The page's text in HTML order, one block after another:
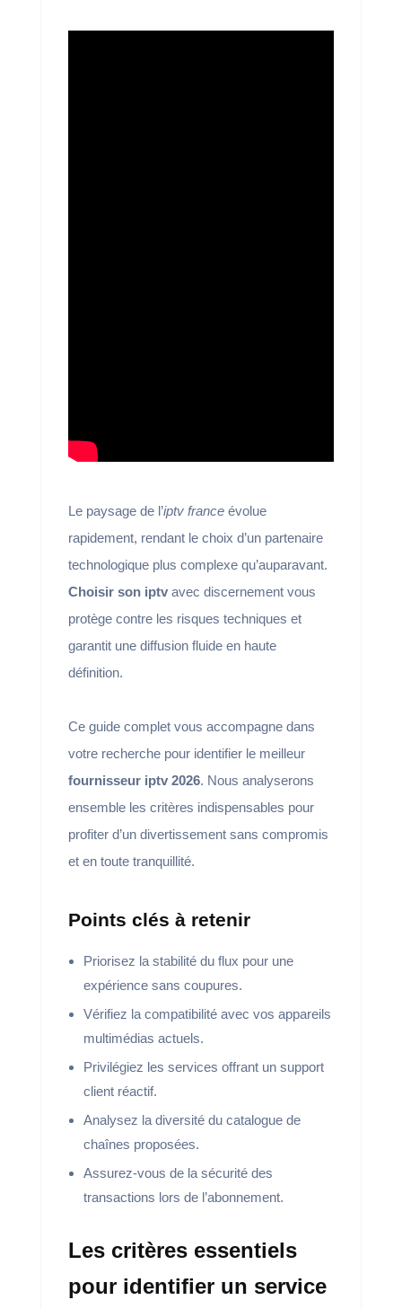
Le paysage de l’iptv franceévolue
rapidement, rendant le choix d’un partenaire
technologique plus complexe qu’auparavant.
Choisir son iptvavec discernement vous
protège contre les risques techniques et
garantit une diffusion fluide en haute
définition.
Ce guide complet vous accompagne dans
votre recherche pour identifier le meilleur
fournisseur iptv 2026. Nous analyserons
ensemble les critères indispensables pour
profiter d’un divertissement sans compromis
et en toute tranquillité.
Points clés à retenir
Priorisez la stabilité du flux pour une
expérience sans coupures.
Vérifiez la compatibilité avec vos appareils
multimédias actuels.
Privilégiez les services offrant un support
client réactif.
Analysez la diversité du catalogue de
chaînes proposées.
Assurez-vous de la sécurité des
transactions lors de l’abonnement.
Les critères essentiels
pour identifier un service